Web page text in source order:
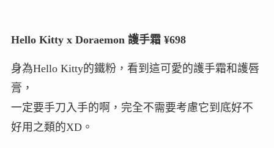
Hello Kitty x Doraemon 護手霜 ¥698
身為Hello Kitty的鐵粉，看到這可愛的護手霜和護唇
膏，
一定要手刀入手的啊，完全不需要考慮它到底好不
好用之類的XD。